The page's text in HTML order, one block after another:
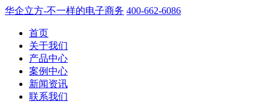
华企立方-不一样的电子商务 400-662-6086
首页
关于我们
产品中心
案例中心
新闻资讯
联系我们